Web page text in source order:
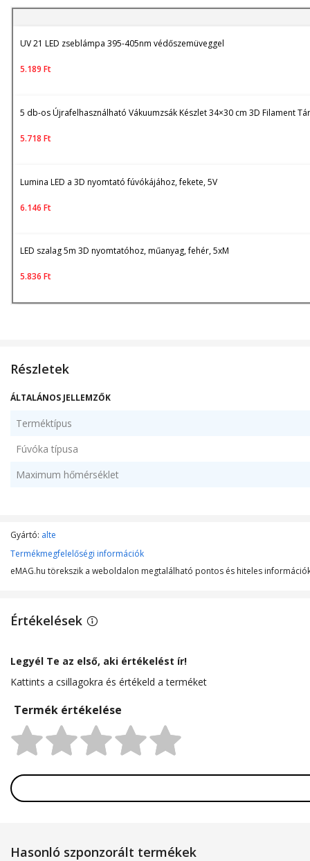
UV 21 LED zseblámpa 395-405nm védőszemüveggel
5.189 Ft
5 db-os Újrafelhasználható Vákuumzsák Készlet 34×30 cm 3D Filament
5.718 Ft
Lumina LED a 3D nyomtató fúvókájához, fekete, 5V
6.146 Ft
LED szalag 5m 3D nyomtatóhoz, műanyag, fehér, 5xM
5.836 Ft
Részletek
ÁLTALÁNOS JELLEMZŐK
Terméktípus
Fúvóka típusa
Maximum hőmérséklet
Gyártó: alte
Termékmegfelelőségi információk
eMAG.hu törekszik a weboldalon megtalálható pontos és hiteles
Értékelések
Legyél Te az első, aki értékelést ír!
Kattints a csillagokra és értékeld a terméket
Termék értékelése
Hasonló szponzorált termékek